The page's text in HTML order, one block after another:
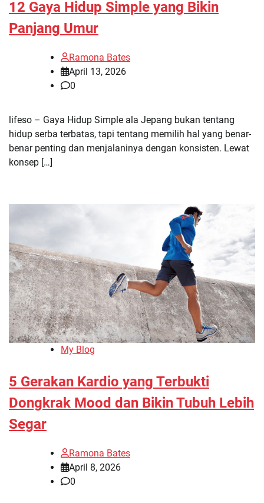
12 Gaya Hidup Simple yang Bikin
Panjang Umur
Ramona Bates
April 13, 2026
0
lifeso – Gaya Hidup Simple ala Jepang bukan tentang
hidup serba terbatas, tapi tentang memilih hal yang benar-
benar penting dan menjalaninya dengan konsisten. Lewat
konsep […]
My Blog
5 Gerakan Kardio yang Terbukti
Dongkrak Mood dan Bikin Tubuh Lebih
Segar
Ramona Bates
April 8, 2026
0